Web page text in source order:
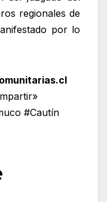
regionales de
por lo
#Cautín